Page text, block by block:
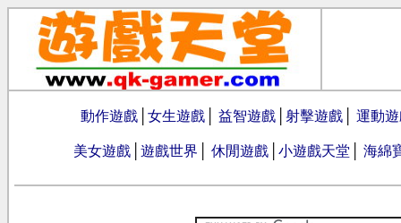
動作遊戲 女生遊戲 益智遊戲 射擊遊戲 運動
美女遊戲 遊戲世界 休閒遊戲 小遊戲天堂 海綿